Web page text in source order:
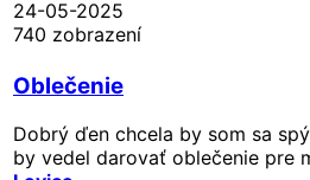
24-05-2025
740 zobrazení
Oblečenie
Dobrý ďen chcela by som sa
by vedel darovať oblečenie pre